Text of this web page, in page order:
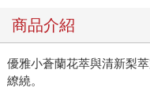
商品介紹
優雅小蒼蘭花萃與清新梨
繚繞。